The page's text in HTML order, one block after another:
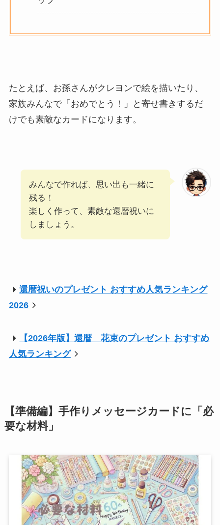
たとえば、お孫さんがクレヨンで絵を描いたり、
家族みんなで「おめでとう！」と寄せ書きするだ
けでも素敵なカードになります。
みんなで作れば、思い出も一緒に
残る！
楽しく作って、素敵な還暦祝いに
しましょう。
還暦祝いのプレゼント おすすめ人気ランキング
2026
【2026年版】還暦 花束のプレゼント おすすめ
人気ランキング
【準備編】手作りメッセージカードに「必
要な材料」